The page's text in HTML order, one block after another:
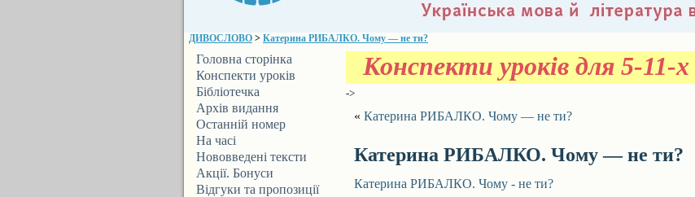
ДИВОСЛОВО > Катерина РИБАЛКО. Чому — не ти?
Головна сторінка
Конспекти уроків
Бібліотечка
ДИВОСЛОВА
Архів видання
Останній номер
На часі
Нововведені тексти
Акції. Бонуси
Відгуки та пропозиції
Конспекти уроків для 5-11-
->
« Катерина РИБАЛКО. Чому — не ти?
Катерина РИБАЛКО. Чому — не ти?
Катерина РИБАЛКО. Чому - не ти?